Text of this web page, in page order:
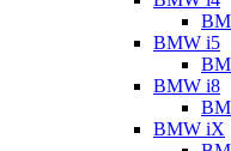
BMW i5
BMW i8
BMW iX